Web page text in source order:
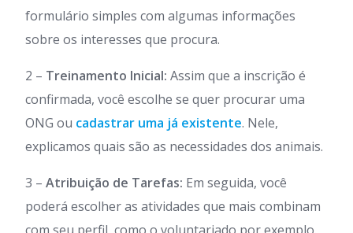
formulário simples com algumas informações
sobre os interesses que procura.
2 – Treinamento Inicial: Assim que a inscrição é
confirmada, você escolhe se quer procurar uma
ONG ou cadastrar uma já existente. Nele,
explicamos quais são as necessidades dos animais.
3 – Atribuição de Tarefas: Em seguida, você
poderá escolher as atividades que mais combinam